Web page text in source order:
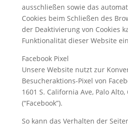
ausschließen sowie das
Cookies beim Schließen des
der Deaktivierung von Cookies
Funktionalität dieser Website
Facebook Pixel
Unsere Website nutzt zur
Besucheraktions-Pixel von
1601 S. California Ave, Palo Alto,
(“Facebook”).
So kann das Verhalten der